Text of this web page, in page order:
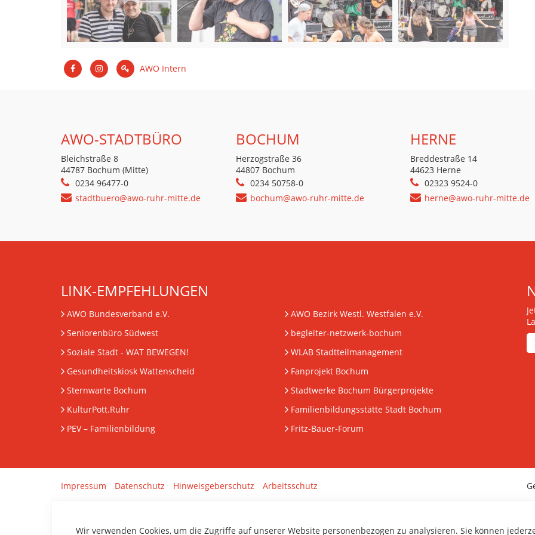
AWO Intern
AWO-STADTBÜRO
Bleichstraße 8
44787 Bochum (Mitte)
0234 96477-0
stadtbuero@awo-ruhr-mitte.de
BOCHUM
Herzogstraße 36
44807 Bochum
0234 50758-0
bochum@awo-ruhr-mitte.de
HERNE
Breddestraße 14
44623 Herne
02323 9524-0
herne@awo-ruhr-mitte.de
LINK-EMPFEHLUNGEN
AWO Bundesverband e.V.
AWO Bezirk Westl. Westfalen e.V.
Seniorenbüro Südwest
begleiter-netzwerk-bochum
Soziale Stadt - WAT BEWEGEN!
WLAB Stadtteilmanagement
Gesundheitskiosk Wattenscheid
Fanprojekt Bochum
Sternwarte Bochum
Stadtwerke Bochum Bürgerprojekte
KulturPott.Ruhr
Familienbildungsstätte Stadt Bochum
PEV– Familienbildung Fritz-Bauer-Forum
Impressum Datenschutz Hinweisgeberschutz Arbeitsschutz
Wir verwenden Cookies, um die Zugriffe auf unserer Website personenbezogen zu analysieren. Sie können